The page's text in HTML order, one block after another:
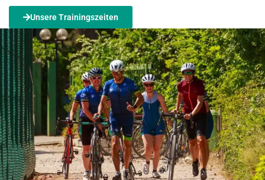
Unsere Trainingszeiten